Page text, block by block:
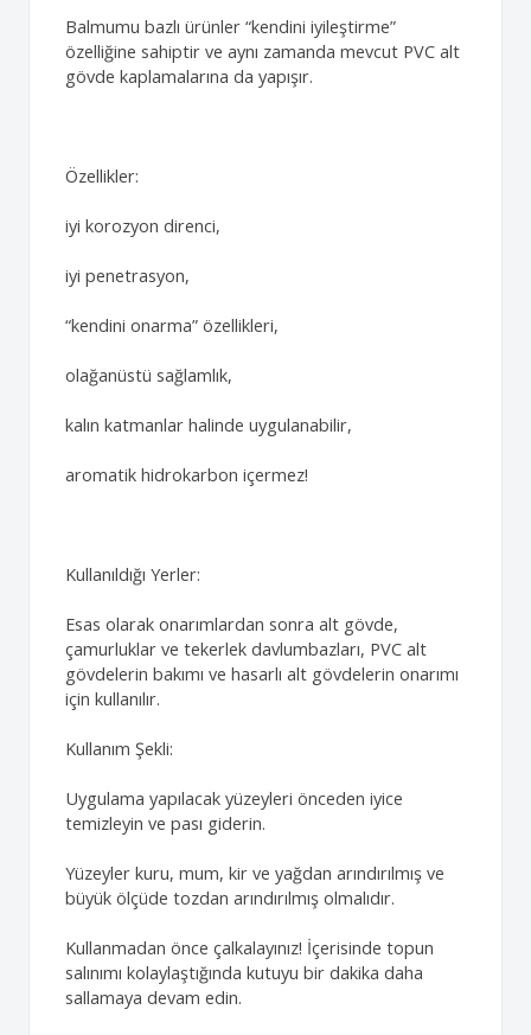
Balmumu bazlı ürünler “kendini iyileştirme”
özelliğine sahiptir ve aynı zamanda mevcut PVC alt
gövde kaplamalarına da yapışır.
Özellikler:
iyi korozyon direnci,
iyi penetrasyon,
“kendini onarma” özellikleri,
olağanüstü sağlamlık,
kalın katmanlar halinde uygulanabilir,
aromatik hidrokarbon içermez!
Kullanıldığı Yerler:
Esas olarak onarımlardan sonra alt gövde,
çamurluklar ve tekerlek davlumbazları, PVC alt
gövdelerin bakımı ve hasarlı alt gövdelerin onarımı
için kullanılır.
Kullanım Şekli:
Uygulama yapılacak yüzeyleri önceden iyice
temizleyin ve pası giderin.
Yüzeyler kuru, mum, kir ve yağdan arındırılmış ve
büyük ölçüde tozdan arındırılmış olmalıdır.
Kullanmadan önce çalkalayınız! İçerisinde topun
salınımı kolaylaştığında kutuyu bir dakika daha
sallamaya devam edin.